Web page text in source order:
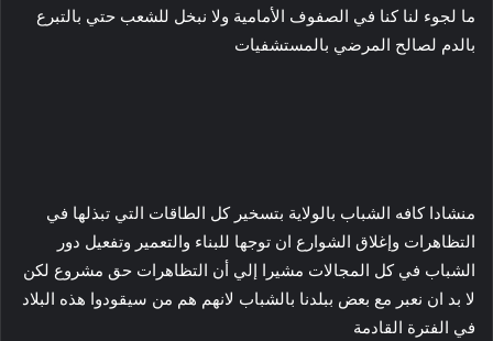
ما لجوء لنا كنا في الصفوف الأمامية ولا نبخل للشعب حتي بالتبرع
بالدم لصالح المرضي بالمستشفيات
منشادا كافه الشباب بالولاية بتسخير كل الطاقات التي تبذلها في
التظاهرات وإغلاق الشوارع ان توجها للبناء والتعمير وتفعيل دور
الشباب في كل المجالات مشيرا إلي أن التظاهرات حق مشروع لكن
لا بد ان نعبر مع بعض ببلدنا بالشباب لانهم هم من سيقودوا هذه البلاد
في الفترة القادمة